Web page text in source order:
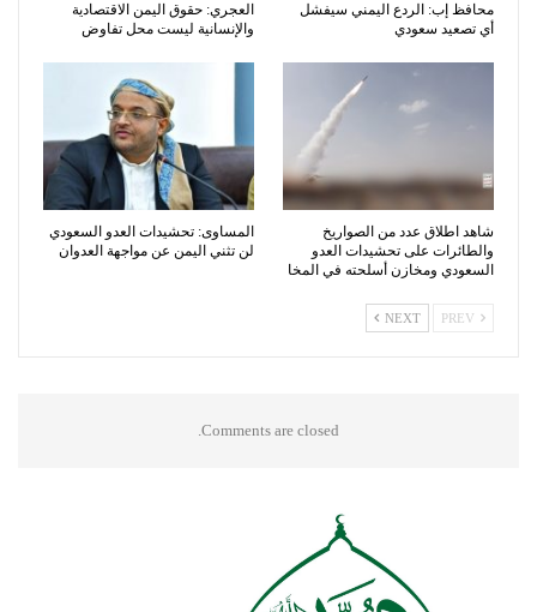
محافظ إب: الردع اليمني سيفشل
أي تصعيد سعودي
العجري: حقوق اليمن الاقتصادية
والإنسانية ليست محل تفاوض
شاهد اطلاق عدد من الصواريخ
والطائرات على تحشيدات العدو
السعودي ومخازن أسلحته في المخا
المساوى: تحشيدات العدو السعودي
لن تثني اليمن عن مواجهة العدوان
NEXT
Comments are closed.